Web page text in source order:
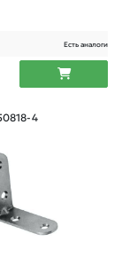
Есть аналоги
4